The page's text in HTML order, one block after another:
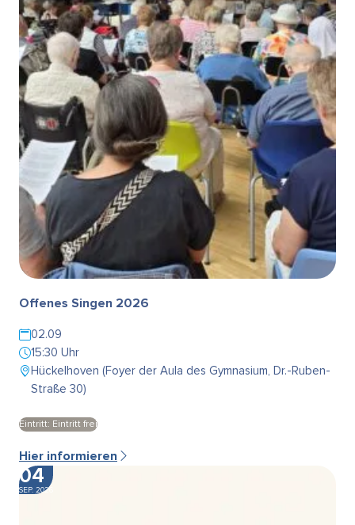
Offenes Singen 2026
02.09
15:30 Uhr
Hückelhoven (Foyer der Aula des Gymnasium, Dr.-Ruben-
Straße 30)
Eintritt: Eintritt frei
Hier informieren
04
SEP. 2026